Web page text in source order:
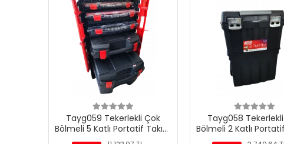
Tayg059 Tekerlekli Çok
Bölmeli 5 Katlı Portatif Takım
Çantası 20"
Tayg058
Bölmeli 2 Katlı Portatif
Çantası 18.5"